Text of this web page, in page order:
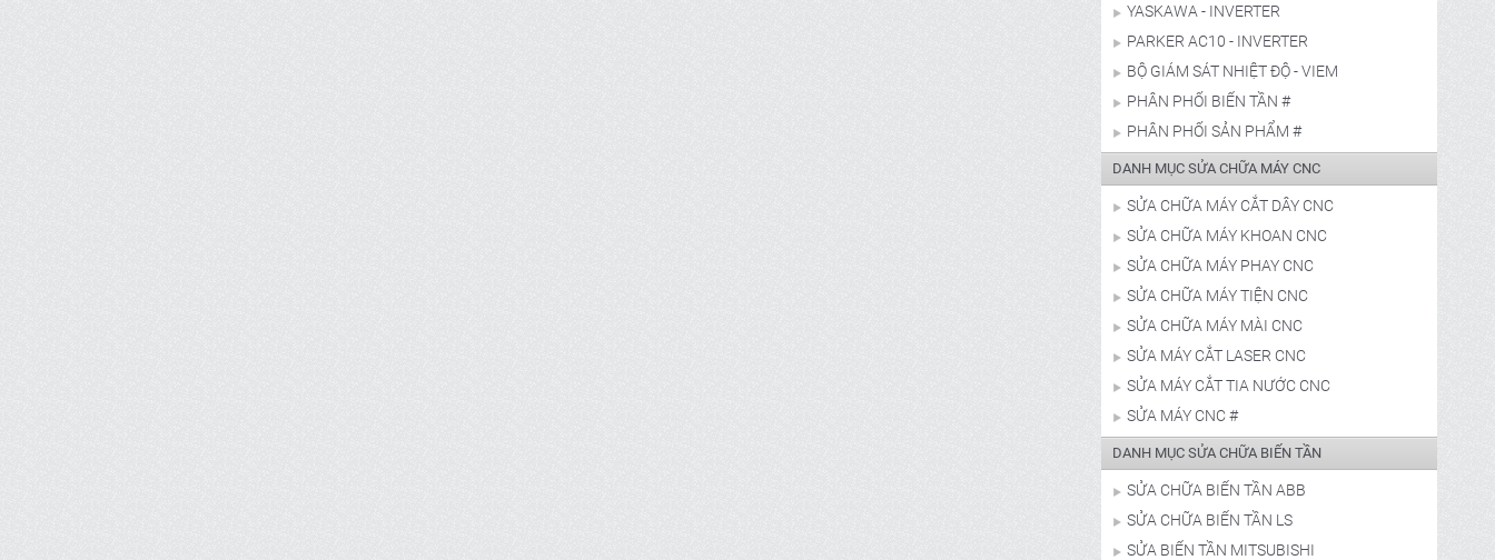
YASKAWA - INVERTER
PARKER AC10 - INVERTER
BỘ GIÁM SÁT NHIỆT ĐỘ - VIEM
PHÂN PHỐI BIẾN TẦN #
PHÂN PHỐI SẢN PHẨM #
DANH MỤC SỬA CHỮA MÁY CNC
SỬA CHỮA MÁY CẮT DÂY CNC
SỬA CHỮA MÁY KHOAN CNC
SỬA CHỮA MÁY PHAY CNC
SỬA CHỮA MÁY TIỆN CNC
SỬA CHỮA MÁY MÀI CNC
SỬA MÁY CẮT LASER CNC
SỬA MÁY CẮT TIA NƯỚC CNC
SỬA MÁY CNC #
DANH MỤC SỬA CHỮA BIẾN TẦN
SỬA CHỮA BIẾN TẦN ABB
SỬA CHỮA BIẾN TẦN LS
SỬA BIẾN TẦN MITSUBISHI